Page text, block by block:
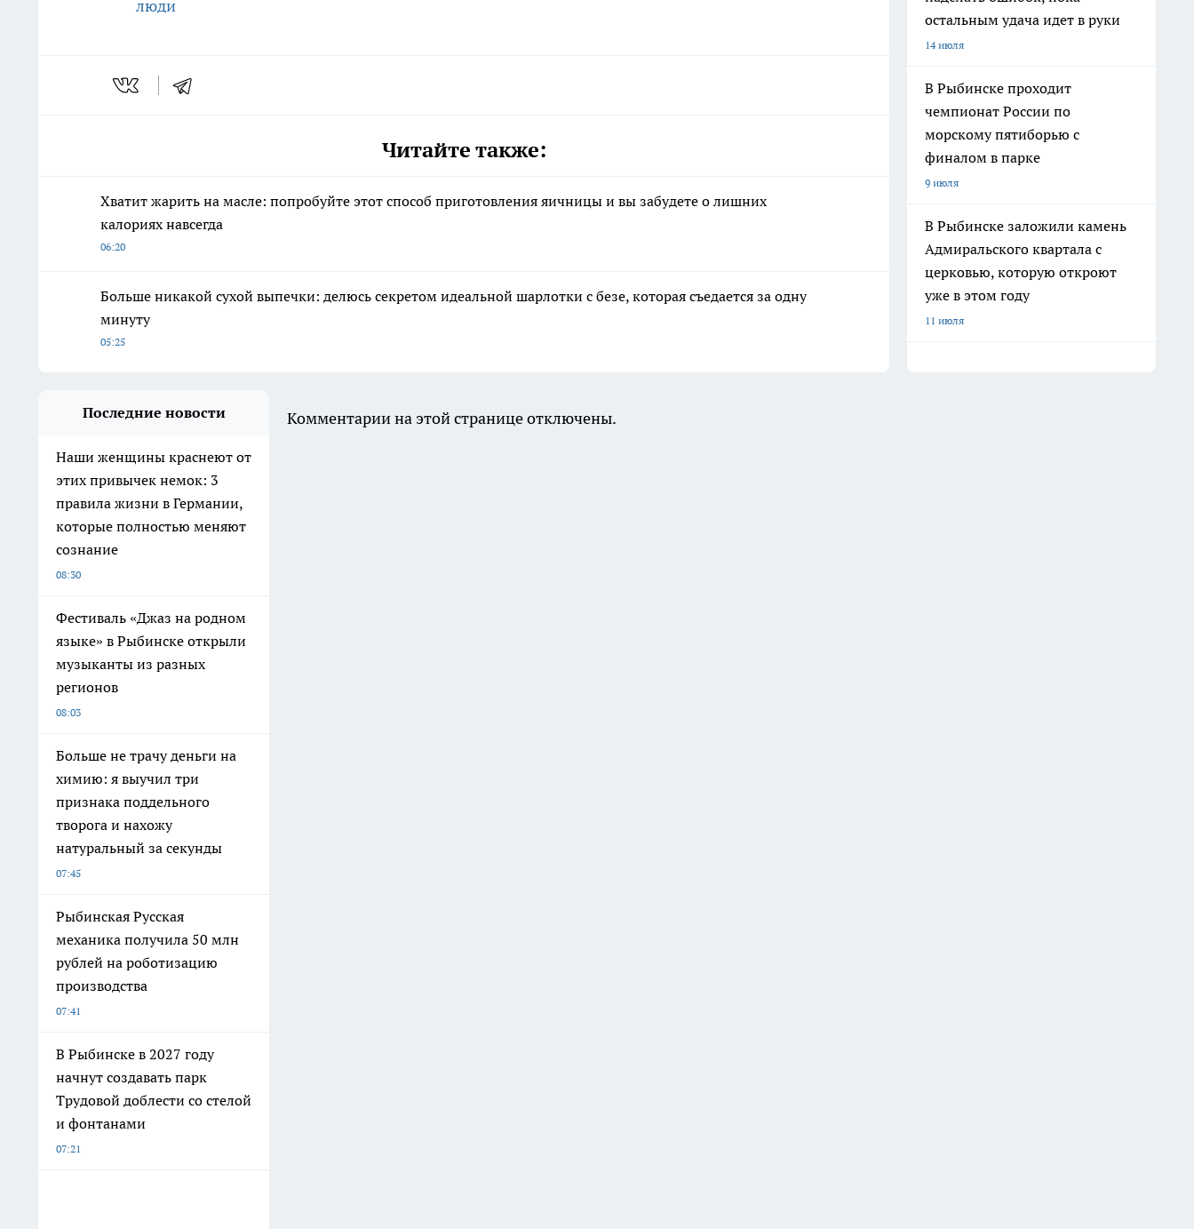
люди
Читайте также:
Хватит жарить на масле: попробуйте этот способ приготовления яичницы и вы забудете о лишних
калориях навсегда
06:20
Больше никакой сухой выпечки: делюсь секретом идеальной шарлотки с безе, которая съедается за одну
минуту
05:25
остальным удача идет в руки
14 июля
В Рыбинске проходит
чемпионат России по
морскому пятиборью с
финалом в парке
9 июля
В Рыбинске заложили камень
Адмиральского квартала с
церковью, которую откроют
уже в этом году
11 июля
Последние новости
Наши женщины краснеют от
этих привычек немок: 3
правила жизни в Германии,
которые полностью меняют
сознание
08:30
Фестиваль «Джаз на родном
языке» в Рыбинске открыли
музыканты из разных
регионов
08:03
Больше не трачу деньги на
химию: я выучил три
признака поддельного
творога и нахожу
натуральный за секунды
07:45
Рыбинская Русская
механика получила 50 млн
рублей на роботизацию
производства
07:41
В Рыбинске в 2027 году
начнут создавать парк
Трудовой доблести со стелой
и фонтанами
07:21
Комментарии на этой странице отключены.